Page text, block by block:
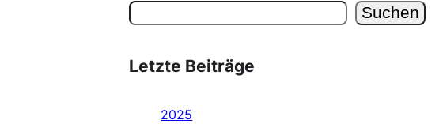
Suchen
Letzte Beiträge
2025